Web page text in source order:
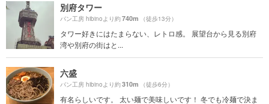
別府タワー
パン工房 hibinoより約740m （徒歩13分）
タワー好きにはたまらない、レトロ感。 展望台から見る別府
湾や別府の街はと...
六盛
パン工房 hibinoより約310m （徒歩6分）
有名らしいです。 太い麺で美味しいです！ 冬でも冷麺で決ま